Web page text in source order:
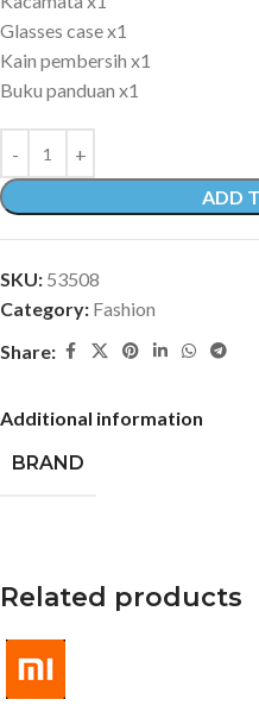
Glasses case x1
Kain pembersih x1
Buku panduan x1
ADD
SKU: 53508
Category: Fashion
Share:
Additional information
BRAND
Related products